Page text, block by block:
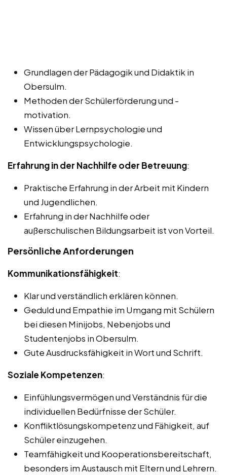
Grundlagen der Pädagogik und Didaktik in
Obersulm.
Methoden der Schülerförderung und -
motivation.
Wissen über Lernpsychologie und
Entwicklungspsychologie.
Erfahrung in der Nachhilfe oder Betreuung:
Praktische Erfahrung in der Arbeit mit Kindern
und Jugendlichen.
Erfahrung in der Nachhilfe oder
außerschulischen Bildungsarbeit ist von Vorteil.
Persönliche Anforderungen
Kommunikationsfähigkeit:
Klar und verständlich erklären können.
Geduld und Empathie im Umgang mit Schülern
bei diesen Minijobs, Nebenjobs und
Studentenjobs in Obersulm.
Gute Ausdrucksfähigkeit in Wort und Schrift.
Soziale Kompetenzen:
Einfühlungsvermögen und Verständnis für die
individuellen Bedürfnisse der Schüler.
Konfliktlösungskompetenz und Fähigkeit, auf
Schüler einzugehen.
Teamfähigkeit und Kooperationsbereitschaft,
besonders im Austausch mit Eltern und Lehrern.